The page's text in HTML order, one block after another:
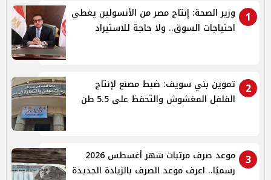
1
وزير الصحة: إنتاج مصر من الأنسولين يغطي
احتياجات السوق.. ولا حاجة للاستيراد
2
تموين بني سويف: ضبط مصنع لإنتاج
الفلفل المغشوش والتحفظ على 5.5 طن
3
موعد صرف مرتبات شهر أغسطس 2026
رسميًا.. اعرف موعد الصرف بالزيادة الجديدة